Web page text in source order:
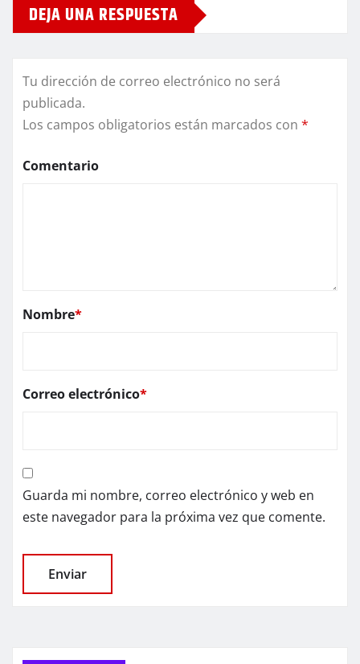
DEJA UNA RESPUESTA
Tu dirección de correo electrónico no será
publicada.
Los campos obligatorios están marcados con *
Comentario
Nombre*
Correo electrónico*
Guarda mi nombre, correo electrónico y web en
este navegador para la próxima vez que comente.